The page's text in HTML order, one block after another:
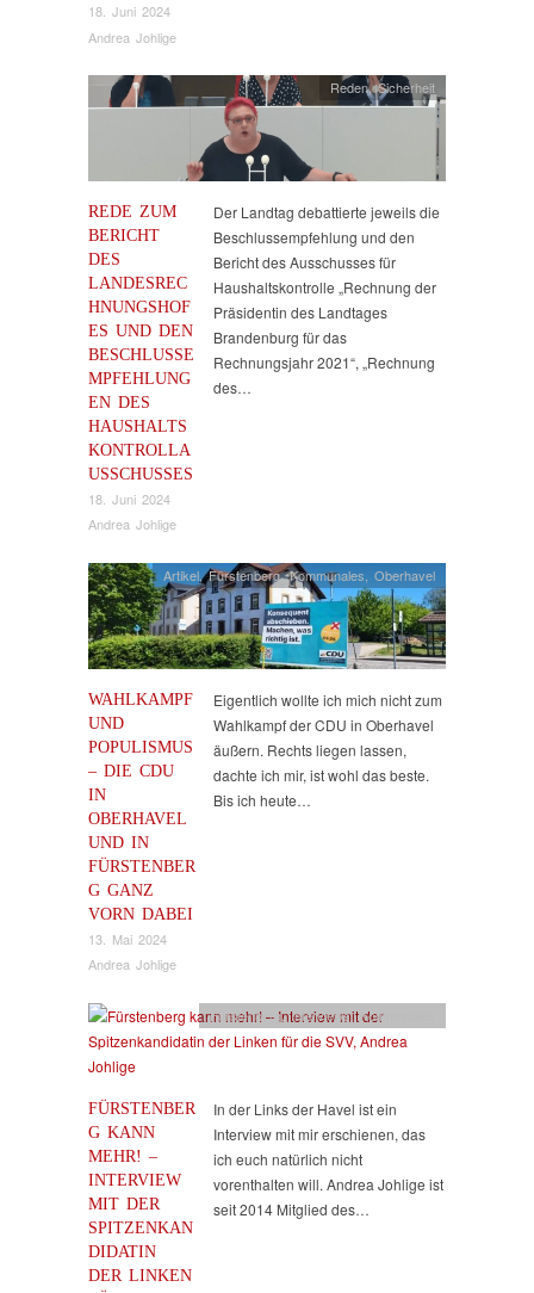
18. Juni 2024
Andrea Johlige
REDE ZUM
BERICHT
DES
LANDESREC
HNUNGSHOF
ES UND DEN
BESCHLUSSE
MPFEHLUNG
EN DES
HAUSHALTS
KONTROLLA
USSCHUSSES
18. Juni 2024
Andrea Johlige
Reden,Sicherheit
Der Landtag debattierte jeweils die
Beschlussempfehlung und den
Bericht des Ausschusses für
Haushaltskontrolle „Rechnung der
Präsidentin des Landtages
Brandenburg für das
Rechnungsjahr 2021“, „Rechnung
des…
WAHLKAMPF
UND
POPULISMUS
– DIE CDU
IN
OBERHAVEL
UND IN
FÜRSTENBER
G GANZ
VORN DABEI
13. Mai 2024
Andrea Johlige
Artikel,Fürstenberg,Kommunales,Oberhavel
Eigentlich wollte ich mich nicht zum
Wahlkampf der CDU in Oberhavel
äußern. Rechts liegen lassen,
dachte ich mir, ist wohl das beste.
Bis ich heute…
FÜRSTENBER
G KANN
MEHR! –
INTERVIEW
MIT DER
SPITZENKAN
DIDATIN
DER LINKEN
Fürstenberg,Interviews,Kommunales
In der Links der Havel ist ein
Interview mit mir erschienen, das
ich euch natürlich nicht
vorenthalten will. Andrea Johlige ist
seit 2014 Mitglied des…